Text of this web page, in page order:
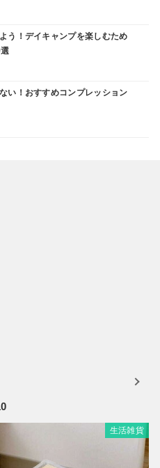
う！デイキャンプを楽しむため
い！おすすめコンプレッション
生活雑貨